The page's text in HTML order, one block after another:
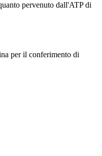
pervenuto dall'ATP di
per il conferimento di